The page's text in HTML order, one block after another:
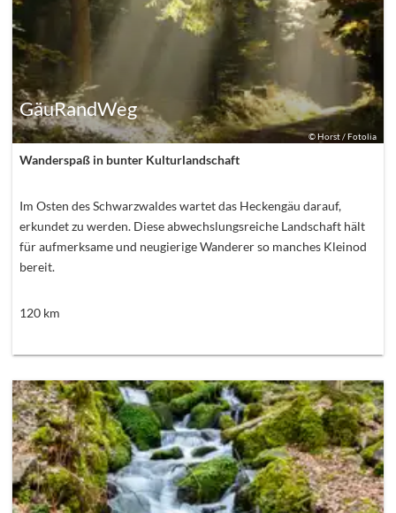
©Horst / Fotolia
GäuRandWeg
Wanderspaß in bunter Kulturlandschaft
Im Osten des Schwarzwaldes wartet das Heckengäu darauf,
erkundet zu werden. Diese abwechslungsreiche Landschaft hält
für aufmerksame und neugierige Wanderer so manches Kleinod
bereit.
120km